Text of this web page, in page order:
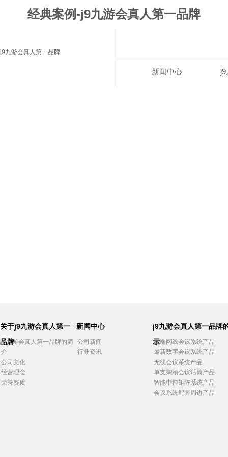
经典案例-j9九游会真人第一品牌
j9九游会真人第一品牌
新闻中心
关于j9九游会真人第一
品牌
j9九游会真人第一品牌的简
介
公司文化
经营理念
荣誉资质
新闻中心
公司新闻
行业资讯
j9九游会真人第一品牌
示
高端网线会议系统产品
最新数字会议系统产品
无线会议系统产品
单支鹅颈会议话筒产品
智能中控矩阵系统产品
会议系统配套周边产品